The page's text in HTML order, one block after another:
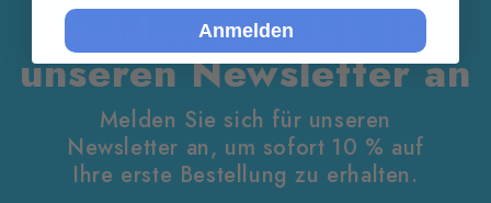
Melden Sie sich für
unseren Newsletter an
Melden Sie sich für unseren
Newsletter an, um sofort 10 % auf
Ihre erste Bestellung zu erhalten.
Anmelden